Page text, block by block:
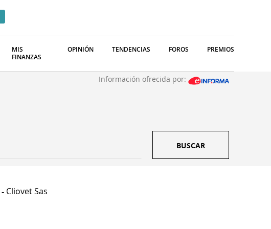
MIS
FINANZAS
OPINIÓN TENDENCIAS FOROS PREMIOS
Información ofrecida por:
BUSCAR
- Cliovet Sas